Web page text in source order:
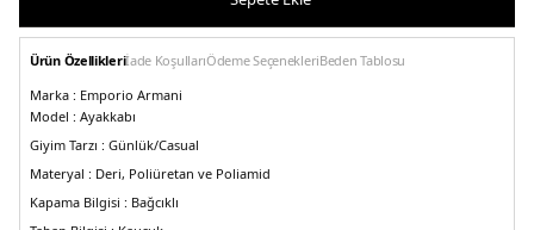
Ürün Özellikleriİade KoşullarıÖdeme SeçenekleriBeden Tablosu
Marka : Emporio Armani
Model : Ayakkabı
Giyim Tarzı : Günlük/Casual
Materyal : Deri, Poliüretan ve Poliamid
Kapama Bilgisi : Bağcıklı